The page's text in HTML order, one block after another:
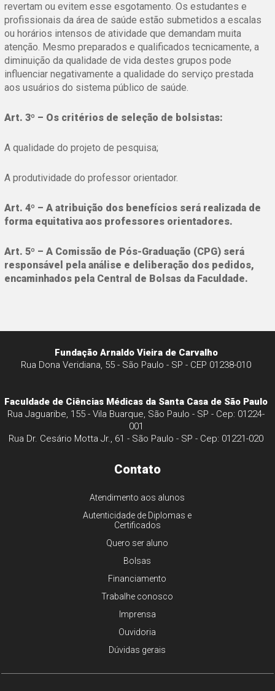
revertam ou evitem esse esgotamento. Os estudantes e
profissionais da área de saúde estão submetidos a escalas
ou horários intensos de atividade que demandam muita
atenção. Mesmo preparados e qualificados tecnicamente, a
diminuição da qualidade de vida destes grupos pode
influenciar negativamente a qualidade do serviço prestada
aos usuários do sistema público de saúde.
Art. 3º – Os critérios de seleção de bolsistas:
A qualidade do projeto de pesquisa;
A produtividade do professor orientador.
Art. 4º – A atribuição dos benefícios será realizada de
forma equitativa aos professores orientadores.
Art. 5º – A Comissão de Pós-Graduação (CPG) será
responsável pela análise e deliberação dos pedidos,
encaminhados pela Central de Bolsas da Faculdade.
Fundação Arnaldo Vieira de Carvalho
Rua Dona Veridiana, 55 - São Paulo - SP - CEP 01238-010
Faculdade de Ciências Médicas da Santa Casa de São Paulo
Rua Jaguaribe, 155 - Vila Buarque, São Paulo - SP - Cep: 01224-
001
Rua Dr. Cesário Motta Jr., 61 - São Paulo - SP - Cep: 01221-020
Contato
Atendimento aos alunos
Autenticidade de Diplomas e
Certificados
Quero ser aluno
Bolsas
Financiamento
Trabalhe conosco
Imprensa
Ouvidoria
Dúvidas gerais